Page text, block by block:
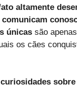
altamente
comunicam
únicas são
os cães